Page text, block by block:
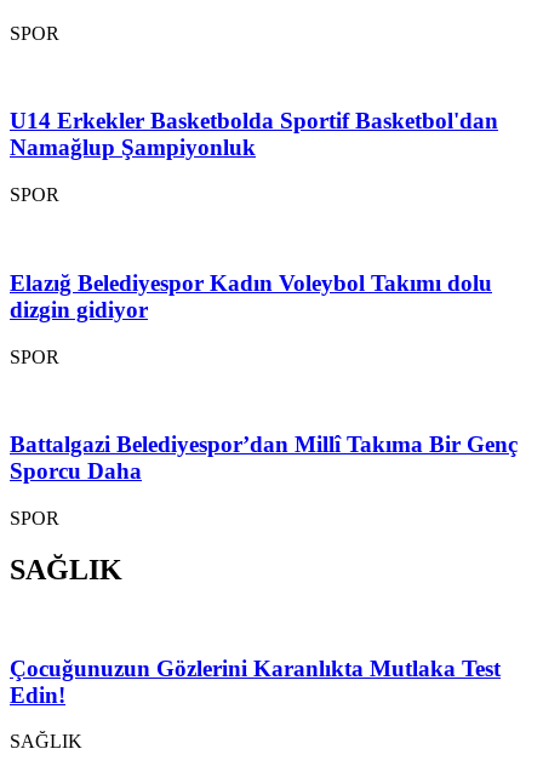
SPOR
U14 Erkekler Basketbolda Sportif Basketbol'dan
Namağlup Şampiyonluk
SPOR
Elazığ Belediyespor Kadın Voleybol Takımı dolu
dizgin gidiyor
SPOR
Battalgazi Belediyespor’dan Millî Takıma Bir Genç
Sporcu Daha
SPOR
SAĞLIK
Çocuğunuzun Gözlerini Karanlıkta Mutlaka Test
Edin!
SAĞLIK